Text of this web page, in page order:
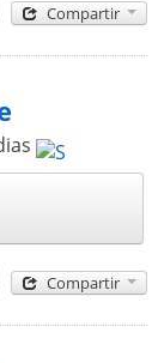
Compartir
Compartir